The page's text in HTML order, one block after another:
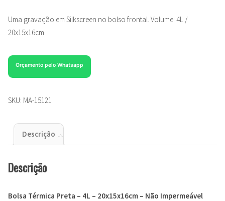
Uma gravação em Silkscreen no bolso frontal. Volume: 4L /
20x15x16cm
Orçamento pelo Whatsapp
SKU: MA-15121
Descrição
Descrição
Bolsa Térmica Preta – 4L – 20x15x16cm – Não Impermeável